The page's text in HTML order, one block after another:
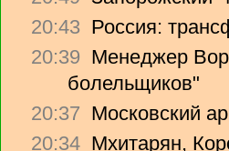
20:43 Россия:
20:39 Менеджер
болельщиков"
20:37 Московский
20:34 Мхитарян,